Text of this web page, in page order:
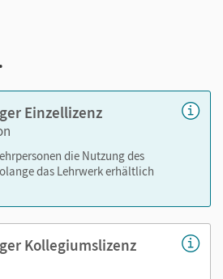
11 und 12
den Klassenarbeiten
auf lernen.cornelsen.de
Lernen App.
Einzellizenz
die Nutzung des
das Lehrwerk erhältlich
Kollegiumslizenz